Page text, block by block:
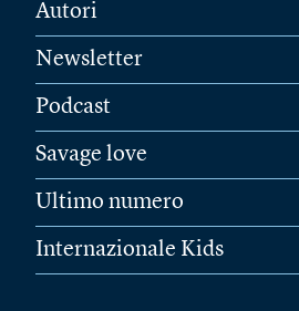
Autori
Newsletter
Podcast
Savage love
Ultimo numero
Internazionale Kids